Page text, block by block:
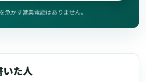
急かす営業電話はありません。
いた人